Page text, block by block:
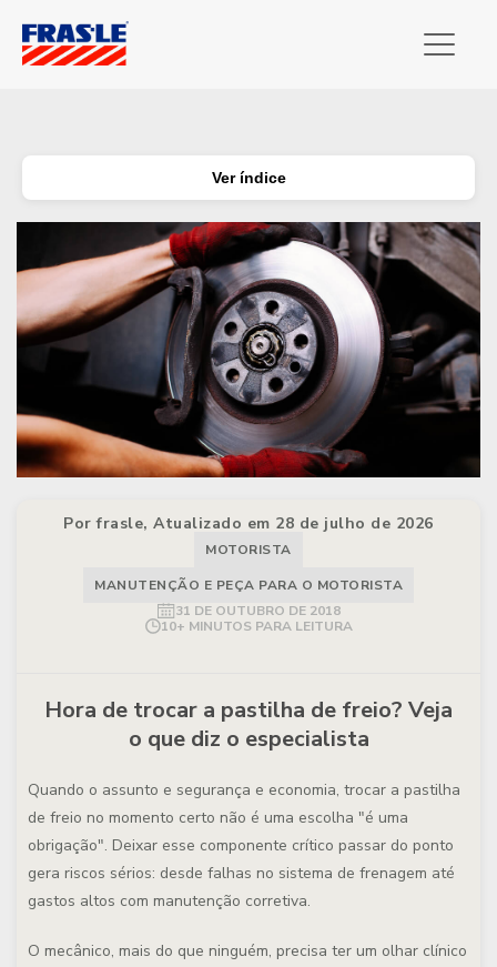
Ver índice
Por frasle, Atualizado em 28 de julho de 2026
MOTORISTA
MANUTENÇÃO E PEÇA PARA O MOTORISTA
31 DE OUTUBRO DE 2018
10+ MINUTOS PARA LEITURA
Hora de trocar a pastilha de freio? Veja
o que diz o especialista
Quando o assunto e segurança e economia, trocar a pastilha
de freio no momento certo não é uma escolha "é uma
obrigação". Deixar esse componente crítico passar do ponto
gera riscos sérios: desde falhas no sistema de frenagem até
gastos altos com manutenção corretiva.
O mecânico, mais do que ninguém, precisa ter um olhar clínico